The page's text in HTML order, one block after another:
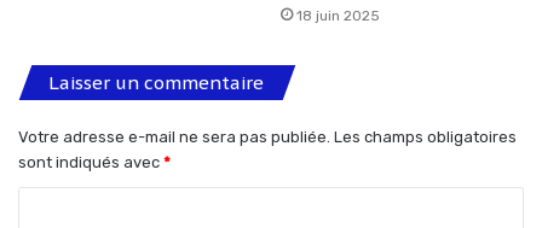
18 juin 2025
Laisser un commentaire
Votre adresse e-mail ne sera pas publiée. Les champs obligatoires
sont indiqués avec *